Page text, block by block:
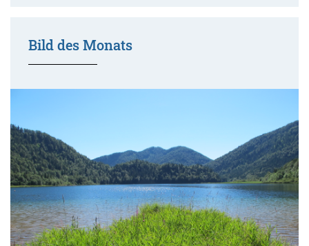
Bild des Monats